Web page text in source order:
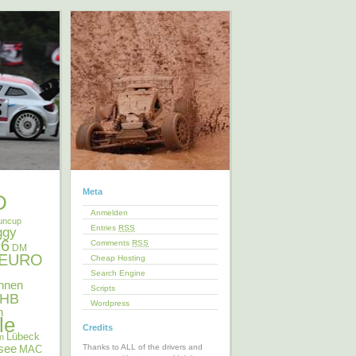
DM
Lübeck
MAC
Meta
Anmelden
Entries RSS
Comments RSS
Cheap Hosting
Search Engine
Scripts
Wordpress
Credits
Thanks to ALL of the drivers and